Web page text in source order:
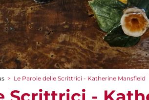
> Le Parole delle Scrittrici - Katherine Mansfield